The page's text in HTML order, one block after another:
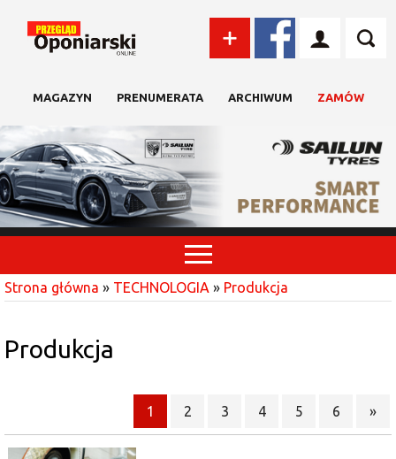
MAGAZYN PRENUMERATA ARCHIWUM ZAMÓW
Strona główna » TECHNOLOGIA » Produkcja
Produkcja
1 2 3 4 5 6 »